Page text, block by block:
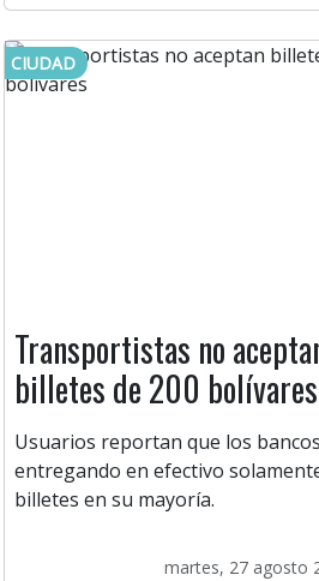
CIUDAD
Transportistas no
billetes de 200 bolívares
Usuarios reportan que los
entregando en efectivo
billetes en su mayoría.
martes, 27 agosto